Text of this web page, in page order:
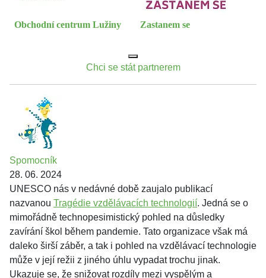
Obchodní centrum Lužiny Zastanem se
Chci se stát partnerem
Spomocník
28. 06. 2024
UNESCO nás v nedávné době zaujalo publikací
nazvanou Tragédie vzdělávacích technologií. Jedná se o
mimořádně technopesimistický pohled na důsledky
zavírání škol během pandemie. Tato organizace však má
daleko širší záběr, a tak i pohled na vzdělávací technologie
může v její režii z jiného úhlu vypadat trochu jinak.
Ukazuje se, že snižovat rozdíly mezi vyspělým a